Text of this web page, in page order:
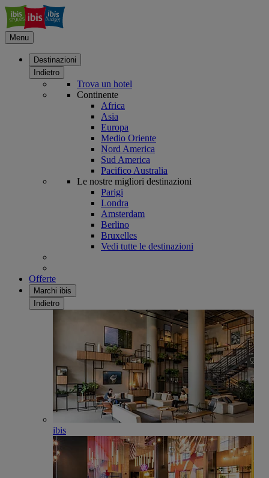
Menu
Destinazioni
Indietro
Trova un hotel
Continente
Africa
Asia
Europa
Medio Oriente
Nord America
Sud America
Pacifico Australia
Le nostre migliori destinazioni
Parigi
Londra
Amsterdam
Berlino
Bruxelles
Vedi tutte le destinazioni
Offerte
Marchi ibis
Indietro
ibis